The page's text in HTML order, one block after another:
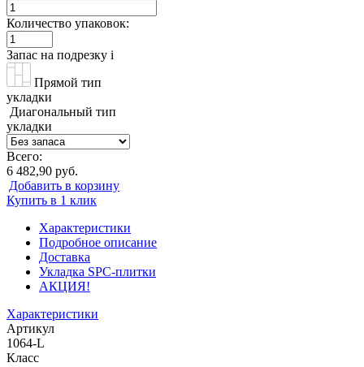
Количество упаковок:
Запас на подрезку i
Прямой тип
укладки
Диагональный тип
укладки
Всего:
6 482,90 руб.
Добавить в корзину
Купить в 1 клик
Характеристики
Подробное описание
Доставка
Укладка SPC-плитки
АКЦИЯ!
Характеристики
Артикул
1064-L
Класс